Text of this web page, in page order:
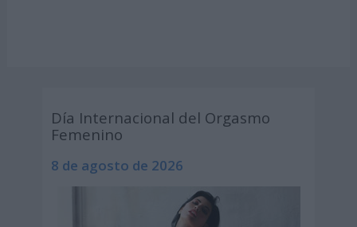
Día Internacional del Orgasmo
Femenino
8 de agosto de 2026